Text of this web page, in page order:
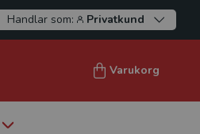
Handlar som: Privatkund
Varukorg